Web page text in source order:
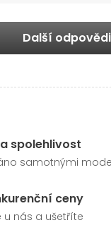
Další odpovědi
spolehlivost
samotnými
ceny
u nás a ušetříte